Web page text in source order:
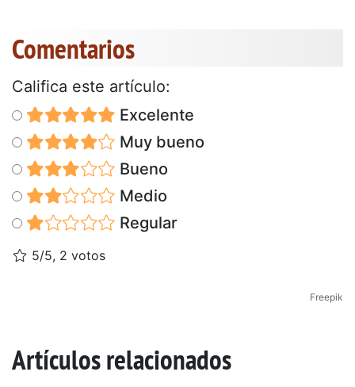
Comentarios
Califica este artículo:
Excelente
Muy bueno
Bueno
Medio
Regular
5/5, 2 votos
Freepik
Artículos relacionados